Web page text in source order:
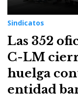
Sindicatos
Las 352
C-LM
huelga
entidad